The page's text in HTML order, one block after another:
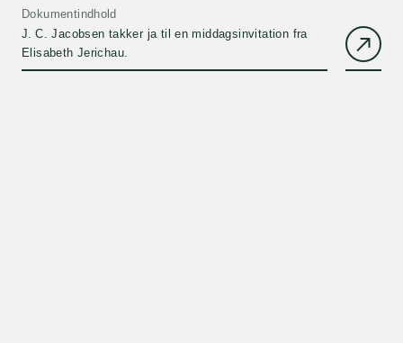
Dokumentindhold
J. C. Jacobsen takker ja til en middagsinvitation fra
Elisabeth Jerichau.